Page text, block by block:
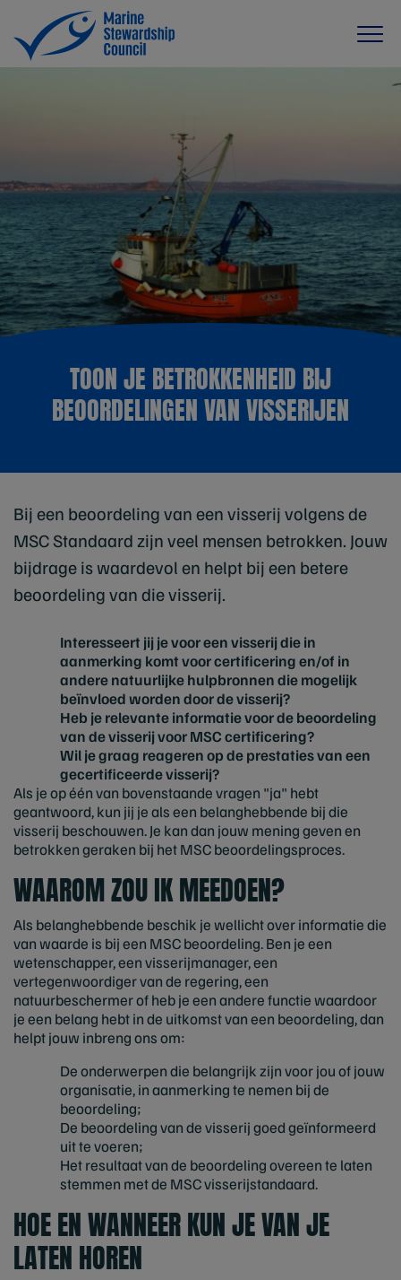
TOON JE BETROKKENHEID BIJ
BEOORDELINGEN VAN VISSERIJEN
Bij een beoordeling van een visserij volgens de
MSC Standaard zijn veel mensen betrokken. Jouw
bijdrage is waardevol en helpt bij een betere
beoordeling van die visserij.
Interesseert jij je voor een visserij die in
aanmerking komt voor certificering en/of in
andere natuurlijke hulpbronnen die mogelijk
beïnvloed worden door de visserij?
Heb je relevante informatie voor de beoordeling
van de visserij voor MSC certificering?
Wil je graag reageren op de prestaties van een
gecertificeerde visserij?
Als je op één van bovenstaande vragen "ja" hebt
geantwoord, kun jij je als een belanghebbende bij die
visserij beschouwen. Je kan dan jouw mening geven en
betrokken geraken bij het MSC beoordelingsproces.
WAAROM ZOU IK MEEDOEN?
Als belanghebbende beschik je wellicht over informatie die
van waarde is bij een MSC beoordeling. Ben je een
wetenschapper, een visserijmanager, een
vertegenwoordiger van de regering, een
natuurbeschermer of heb je een andere functie waardoor
je een belang hebt in de uitkomst van een beoordeling, dan
helpt jouw inbreng ons om:
De onderwerpen die belangrijk zijn voor jou of jouw
organisatie, in aanmerking te nemen bij de
beoordeling;
De beoordeling van de visserij goed geïnformeerd
uit te voeren;
Het resultaat van de beoordeling overeen te laten
stemmen met de MSC visserijstandaard.
HOE EN WANNEER KUN JE VAN JE
LATEN HOREN